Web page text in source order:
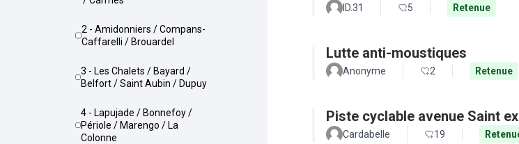
2 - Amidonniers / Compans-
Caffarelli / Brouardel
3 - Les Chalets / Bayard /
Belfort / Saint Aubin / Dupuy
4 - Lapujade / Bonnefoy /
Périole / Marengo / La
Colonne
ID.31 5 Retenue
Lutte anti-moustiques
Anonyme 2 Retenue
Piste cyclable avenue Saint
Cardabelle 19